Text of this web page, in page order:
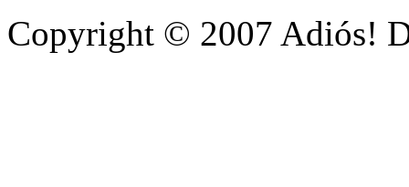
Copyright © 2007 Adiós!